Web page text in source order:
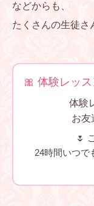
などからも、
たくさんの生徒さ
🎀 体験レッ
体験
お友
🌷
24時間いつで